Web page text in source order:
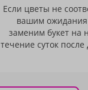
Если цветы не
вашим
заменим букет на
течение суток после